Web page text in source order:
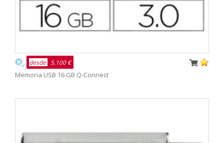
desde 5,100 €
Memoria USB 16 GB Q-Connect